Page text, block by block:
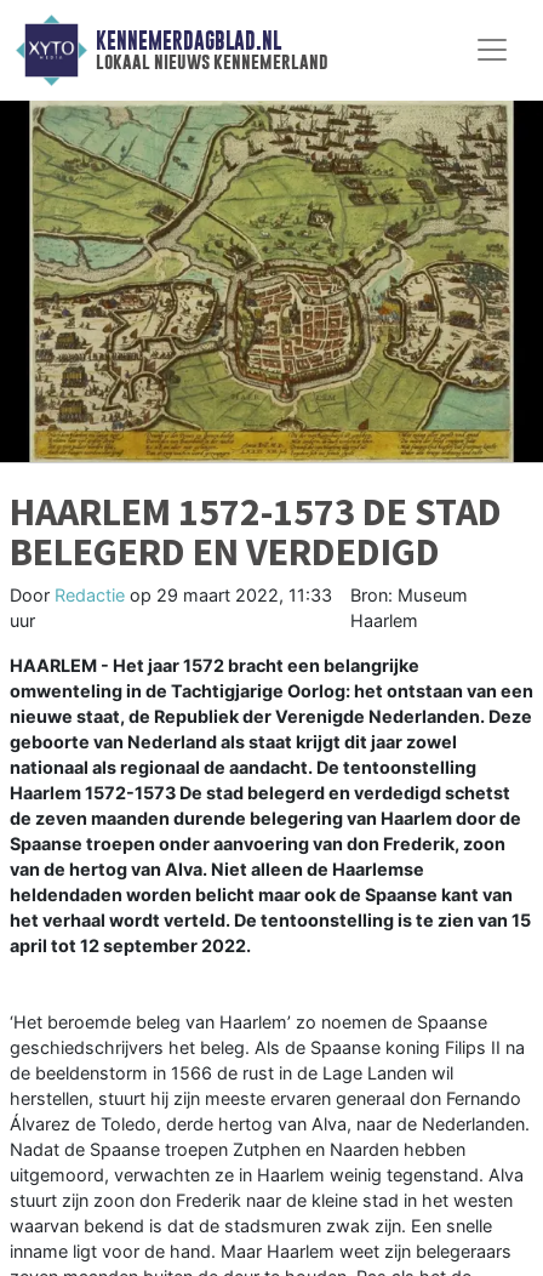
KENNEMERDAGBLAD.NL
lokaal nieuws kennemerland
HAARLEM 1572-1573 DE STAD
BELEGERD EN VERDEDIGD
Door Redactie op 29 maart 2022, 11:33
uur
Bron: Museum
Haarlem
HAARLEM - Het jaar 1572 bracht een belangrijke
omwenteling in de Tachtigjarige Oorlog: het ontstaan van een
nieuwe staat, de Republiek der Verenigde Nederlanden. Deze
geboorte van Nederland als staat krijgt dit jaar zowel
nationaal als regionaal de aandacht. De tentoonstelling
Haarlem 1572-1573 De stad belegerd en verdedigd schetst
de zeven maanden durende belegering van Haarlem door de
Spaanse troepen onder aanvoering van don Frederik, zoon
van de hertog van Alva. Niet alleen de Haarlemse
heldendaden worden belicht maar ook de Spaanse kant van
het verhaal wordt verteld. De tentoonstelling is te zien van 15
april tot 12 september 2022.
‘Het beroemde beleg van Haarlem’ zo noemen de Spaanse
geschiedschrijvers het beleg. Als de Spaanse koning Filips II na
de beeldenstorm in 1566 de rust in de Lage Landen wil
herstellen, stuurt hij zijn meeste ervaren generaal don Fernando
Álvarez de Toledo, derde hertog van Alva, naar de Nederlanden.
Nadat de Spaanse troepen Zutphen en Naarden hebben
uitgemoord, verwachten ze in Haarlem weinig tegenstand. Alva
stuurt zijn zoon don Frederik naar de kleine stad in het westen
waarvan bekend is dat de stadsmuren zwak zijn. Een snelle
inname ligt voor de hand. Maar Haarlem weet zijn belegeraars